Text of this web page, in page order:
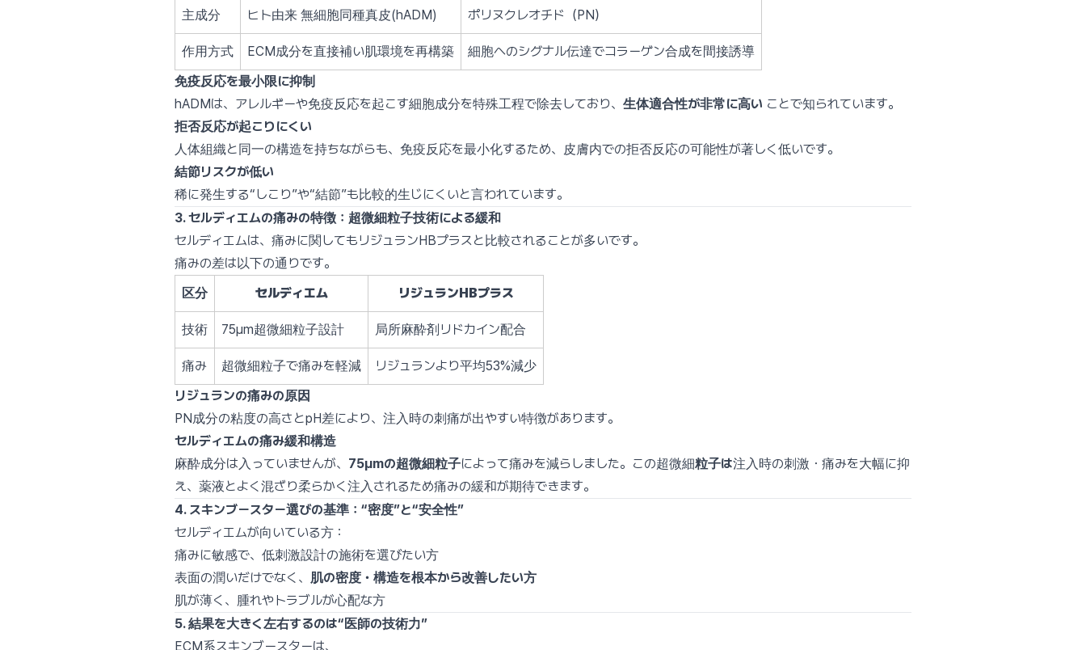
主成分 ヒト由来 無細胞同種真皮(hADM) ポリヌクレオチド（PN）
作用方式 ECM成分を直接補い肌環境を再構築
細胞へのシグナル伝達でコラーゲン合成を間接誘導
免疫反応を最小限に抑制
hADMは、アレルギーや免疫反応を起こす細胞成分を特殊工程で除去しており、 生体適合性が非常に高い ことで知られています。
拒否反応が起こりにくい
人体組織と同一の構造を持ちながらも、免疫反応を最小化するため、皮膚内での拒否反応の可能性が著しく低いです。
結節リスクが低い
稀に発生する“しこり”や“結節”も比較的生じにくいと言われています。
3. セルディエムの痛みの特徴：超微細粒子技術による緩和
セルディエムは、痛みに関してもリジュランHBプラスと比較されることが多いです。
痛みの差は以下の通りです。
区分
セルディエム リジュランHBプラス
技術 75µm超微細粒子設計 局所麻酔剤リドカイン配合
痛み 超微細粒子で痛みを軽減
リジュランより平均53%減少
リジュランの痛みの原因
PN成分の粘度の高さとpH差により、注入時の刺痛が出やすい特徴があります。
セルディエムの痛み緩和構造
麻酔成分は入っていませんが、 75µmの超微細粒子によって痛みを減らしました。この超微細粒子は注入時の刺激・痛みを大幅に抑
え、薬液とよく混ざり柔らかく注入されるため痛みの緩和が期待できます。
4. スキンブースター選びの基準：“密度”と“安全性”
セルディエムが向いている方：
痛みに敏感で、低刺激設計の施術を選びたい方
表面の潤いだけでなく、 肌の密度・構造を根本から改善したい方
肌が薄く、腫れやトラブルが心配な方
5. 結果を大きく左右するのは“医師の技術力”
ECM系スキンブースターは、